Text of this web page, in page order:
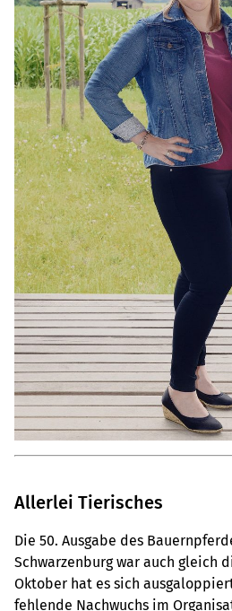
Allerlei Tierisches
Die 50. Ausgabe des
Schwarzenburg war auch gleich
Oktober hat es sich
fehlende Nachwuchs im